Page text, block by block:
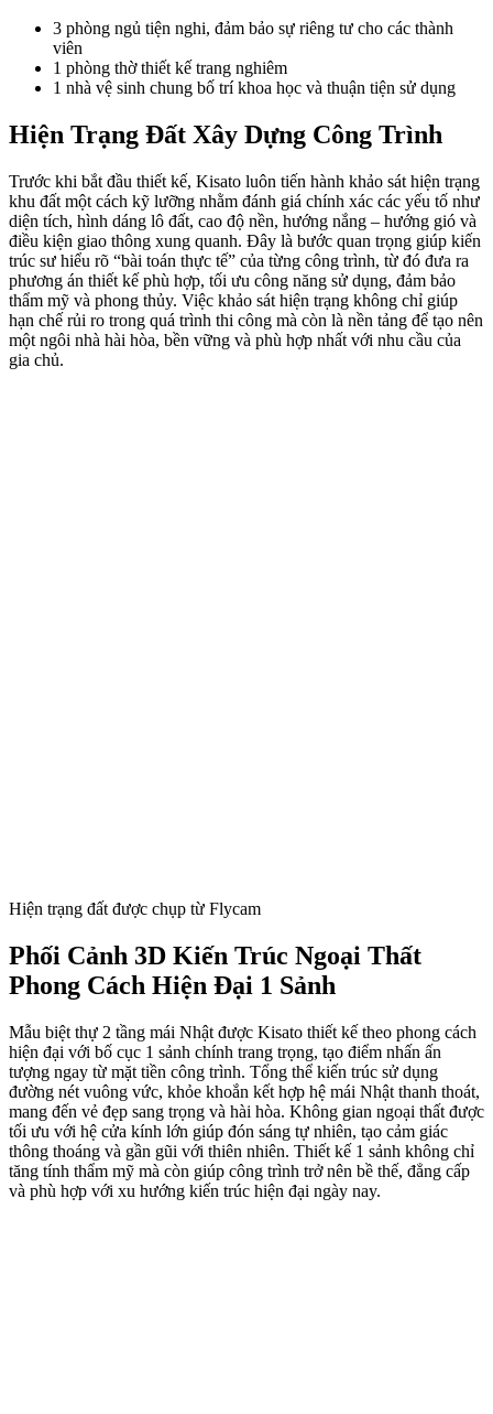
3 phòng ngủ tiện nghi, đảm bảo sự riêng tư cho các thành
viên
1 phòng thờ thiết kế trang nghiêm
1 nhà vệ sinh chung bố trí khoa học và thuận tiện sử dụng
Hiện Trạng Đất Xây Dựng Công Trình
Trước khi bắt đầu thiết kế, Kisato luôn tiến hành khảo sát hiện trạng
khu đất một cách kỹ lưỡng nhằm đánh giá chính xác các yếu tố như
diện tích, hình dáng lô đất, cao độ nền, hướng nắng – hướng gió và
điều kiện giao thông xung quanh. Đây là bước quan trọng giúp kiến
trúc sư hiểu rõ “bài toán thực tế” của từng công trình, từ đó đưa ra
phương án thiết kế phù hợp, tối ưu công năng sử dụng, đảm bảo
thẩm mỹ và phong thủy. Việc khảo sát hiện trạng không chỉ giúp
hạn chế rủi ro trong quá trình thi công mà còn là nền tảng để tạo nên
một ngôi nhà hài hòa, bền vững và phù hợp nhất với nhu cầu của
gia chủ.
Hiện trạng đất được chụp từ Flycam
Phối Cảnh 3D Kiến Trúc Ngoại Thất
Phong Cách Hiện Đại 1 Sảnh
Mẫu biệt thự 2 tầng mái Nhật được Kisato thiết kế theo phong cách
hiện đại với bố cục 1 sảnh chính trang trọng, tạo điểm nhấn ấn
tượng ngay từ mặt tiền công trình. Tổng thể kiến trúc sử dụng
đường nét vuông vức, khỏe khoắn kết hợp hệ mái Nhật thanh thoát,
mang đến vẻ đẹp sang trọng và hài hòa. Không gian ngoại thất được
tối ưu với hệ cửa kính lớn giúp đón sáng tự nhiên, tạo cảm giác
thông thoáng và gần gũi với thiên nhiên. Thiết kế 1 sảnh không chỉ
tăng tính thẩm mỹ mà còn giúp công trình trở nên bề thế, đẳng cấp
và phù hợp với xu hướng kiến trúc hiện đại ngày nay.